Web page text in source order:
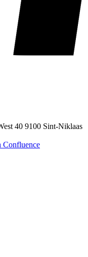
40 9100 Sint-Niklaas
Confluence